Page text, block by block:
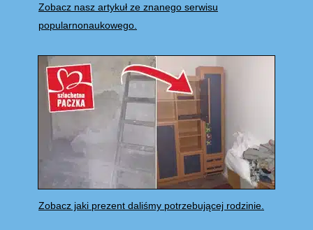
Zobacz nasz artykuł ze znanego serwisu
popularnonaukowego.
Zobacz jaki prezent daliśmy potrzebującej rodzinie.